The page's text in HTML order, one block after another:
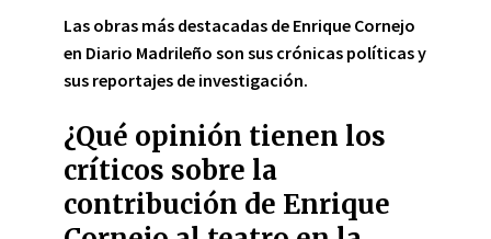
Las obras más destacadas de Enrique Cornejo
en Diario Madrileño son sus crónicas políticas y
sus reportajes de investigación.
¿Qué opinión tienen los
críticos sobre la
contribución de Enrique